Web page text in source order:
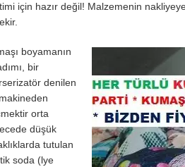
için hazır değil! Malzemenin
boyamanın
bir
denilen
orta
düşük
tutulan
soda (lye